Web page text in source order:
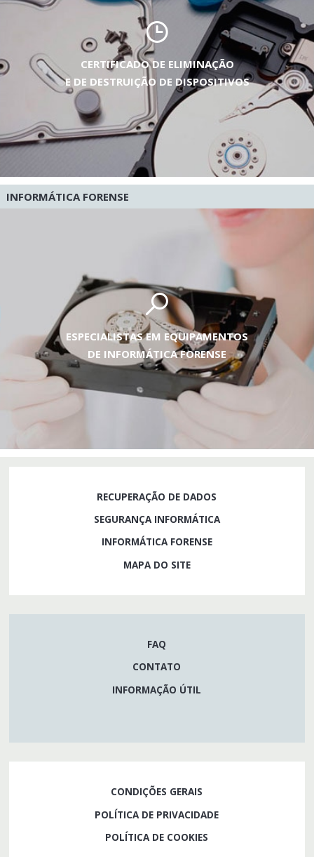
CERTIFICADO DE ELIMINAÇÃO
E DE DESTRUIÇÃO DE DISPOSITIVOS
INFORMÁTICA FORENSE
ESPECIALISTAS EM EQUIPAMENTOS
DE INFORMÁTICA FORENSE
RECUPERAÇÃO DE DADOS
SEGURANÇA INFORMÁTICA
INFORMÁTICA FORENSE
MAPA DO SITE
FAQ
CONTATO
INFORMAÇÃO ÚTIL
CONDIÇÕES GERAIS
POLÍTICA DE PRIVACIDADE
POLÍTICA DE COOKIES